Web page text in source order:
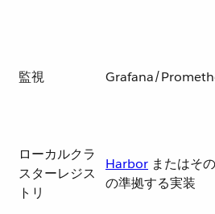
監視 Grafana/
ローカルクラ
スターレジス
トリ
Harbor またはそ
の準拠する実装